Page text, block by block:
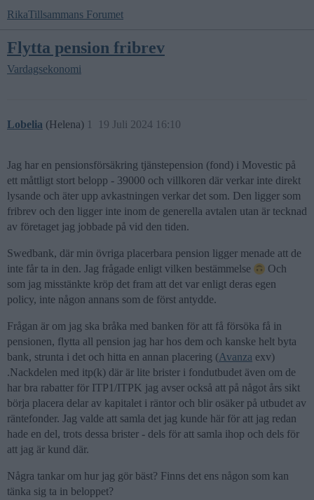
RikaTillsammans Forumet
Flytta pension fribrev
Vardagsekonomi
Lobelia (Helena) 19 Juli 2024 16:10
1
Jag har en pensionsförsäkring tjänstepension (fond) i Movestic på
ett måttligt stort belopp - 39000 och villkoren där verkar inte direkt
lysande och äter upp avkastningen verkar det som. Den ligger som
fribrev och den ligger inte inom de generella avtalen utan är tecknad
av företaget jag jobbade på vid den tiden.
Swedbank, där min övriga placerbara pension ligger menade att de
inte får ta in den. Jag frågade enligt vilken bestämmelse
Och
som jag misstänkte kröp det fram att det var enligt deras egen
policy, inte någon annans som de först antydde.
Frågan är om jag ska bråka med banken för att få försöka få in
pensionen, flytta all pension jag har hos dem och kanske helt byta
bank, strunta i det och hitta en annan placering (Avanza exv)
.Nackdelen med itp(k) där är lite brister i fondutbudet även om de
har bra rabatter för ITP1/ITPK jag avser också att på något års sikt
börja placera delar av kapitalet i räntor och blir osäker på utbudet av
räntefonder. Jag valde att samla det jag kunde här för att jag redan
hade en del, trots dessa brister - dels för att samla ihop och dels för
att jag är kund där.
Några tankar om hur jag gör bäst? Finns det ens någon som kan
tänka sig ta in beloppet?